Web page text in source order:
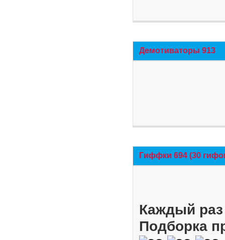
Демотиваторы 913
Гиффки 694 (30
Каждый
Подборка